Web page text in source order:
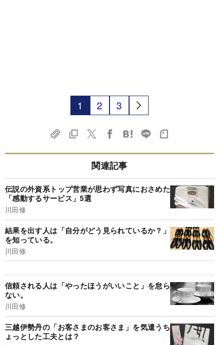
1 2 3
関連記事
伝説の外資系トップ営業が思わず写真におさめた
「感動するサービス」5選
川田修
結果を出す人は「自分がどう見られているか？」
を知っている。
川田修
信頼される人は「やったほうがいいこと」を怠ら
ない。
川田修
三越伊勢丹の「お客さまのお客さま」を気遣うち
ょっとした工夫とは？